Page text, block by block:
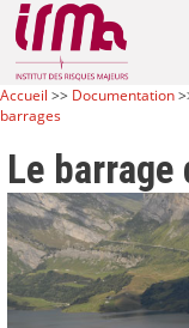
Accueil >> Documentation
barrages
Le barrage